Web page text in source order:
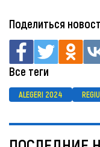
Поделиться
Все теги
ALEGERI 2024